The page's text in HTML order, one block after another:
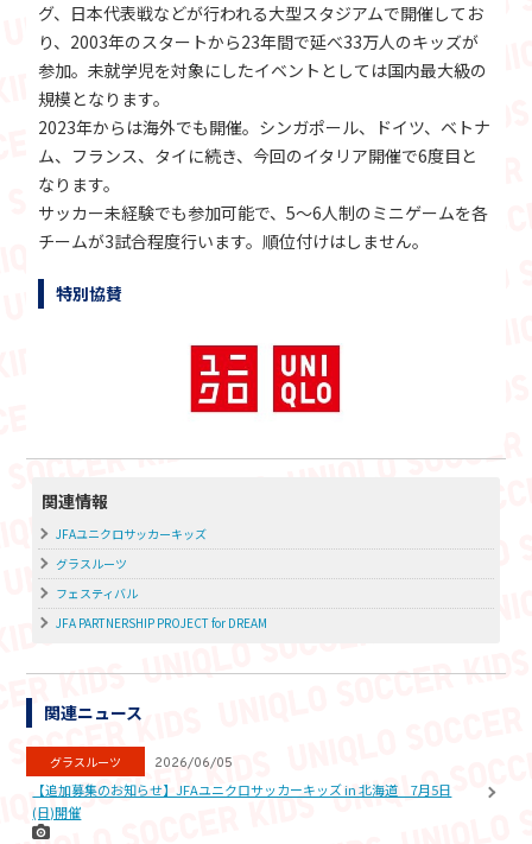
グ、日本代表戦などが行われる大型スタジアムで開催してお
り、2003年のスタートから23年間で延べ33万人のキッズが
参加。未就学児を対象にしたイベントとしては国内最大級の
規模となります。
2023年からは海外でも開催。シンガポール、ドイツ、ベトナ
ム、フランス、タイに続き、今回のイタリア開催で6度目と
なります。
サッカー未経験でも参加可能で、5～6人制のミニゲームを各
チームが3試合程度行います。順位付けはしません。
特別協賛
関連情報
JFAユニクロサッカーキッズ
グラスルーツ
フェスティバル
JFA PARTNERSHIP PROJECT for DREAM
関連ニュース
グラスルーツ 2026/06/05
【追加募集のお知らせ】JFAユニクロサッカーキッズ in 北海道 7月5日
(日)開催